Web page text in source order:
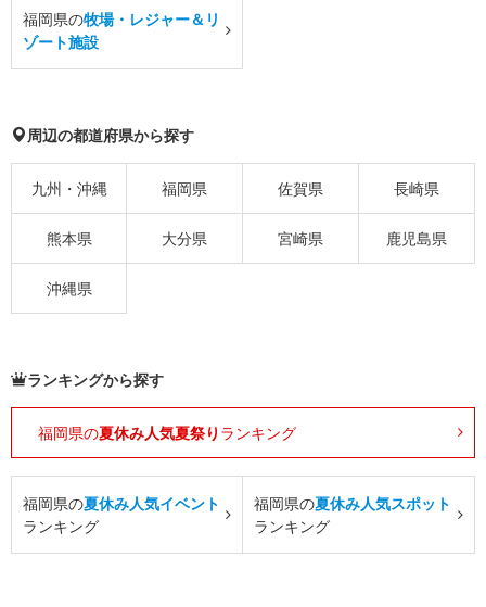
福岡県の牧場・レジャー＆リ
ゾート施設
周辺の都道府県から探す
九州・沖縄 福岡県 佐賀県 長崎県
熊本県 大分県 宮崎県 鹿児島県
沖縄県
ランキングから探す
福岡県の夏休み人気夏祭り ランキング
福岡県の夏休み人気イベント
ランキング
福岡県の夏休み人気スポット
ランキング